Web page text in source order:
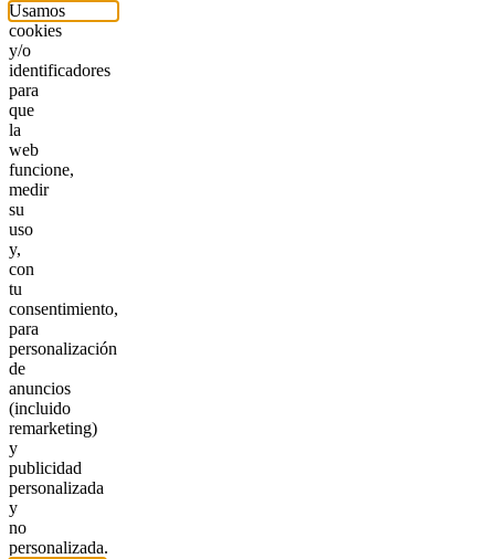
Usamos
cookies
y/o
identificadores
para
que
la
web
funcione,
medir
su
uso
y,
con
tu
consentimiento,
para
personalización
de
anuncios
(incluido
remarketing)
y
publicidad
personalizada
y
no
personalizada.